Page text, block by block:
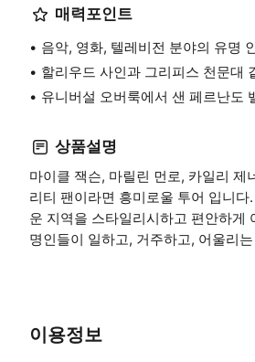
매력포인트
음악, 영화, 텔레비전 분야의 유명
할리우드 사인과 그리피스 천문대
유니버설 오버룩에서 샌 페르난도
상품설명
마이클 잭슨, 마릴린 먼로, 카일리
리티 팬이라면 흥미로울 투어 입니
운 지역을 스타일리시하고 편안하게
명인들이 일하고, 거주하고, 어울리
이용정보